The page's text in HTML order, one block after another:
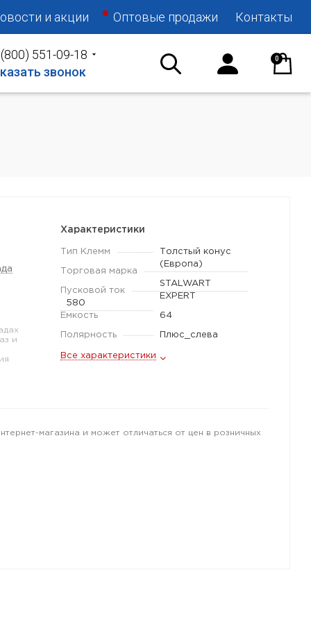
и акции Оптовые продажи Контакты
551-09-18
звонок
0
и
Характеристики
Тип Клемм
Толстый конус
(Европа)
Торговая марка
STALWART
EXPERT
Пусковой ток
580
Емкость
64
Полярность Плюс_слева
Все характеристики
магазина и может отличаться от цен в розничных